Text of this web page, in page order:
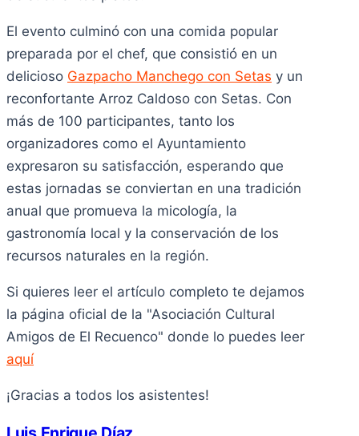
El evento culminó con una comida popular
preparada por el chef, que consistió en un
delicioso Gazpacho Manchego con Setas y un
reconfortante Arroz Caldoso con Setas. Con
más de 100 participantes, tanto los
organizadores como el Ayuntamiento
expresaron su satisfacción, esperando que
estas jornadas se conviertan en una tradición
anual que promueva la micología, la
gastronomía local y la conservación de los
recursos naturales en la región.
Si quieres leer el artículo completo te dejamos
la página oficial de la "Asociación Cultural
Amigos de El Recuenco" donde lo puedes leer
aquí
¡Gracias a todos los asistentes!